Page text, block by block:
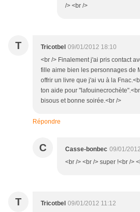
/> <br />
T Tricotbel 09/01/2012 18:10
<br /> Finalement j'ai pris contact
fille aime bien les personnages de
offrir un livre que j'ai vu à la
ton aide pour
bisous et bonne soirée.<br />
Répondre
C Casse-bonbec 09/01/
<br /> <br /> super !<br />
T Tricotbel 09/01/2012 11:12